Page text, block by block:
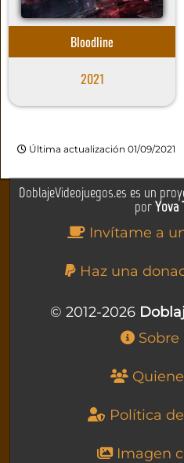
Bloodline
2021
Última actualización 01/09/2021
DoblajeVideojuegos.es es un
porYova
Invítame a
Haz una
© 2012-2026
Política
Imagen